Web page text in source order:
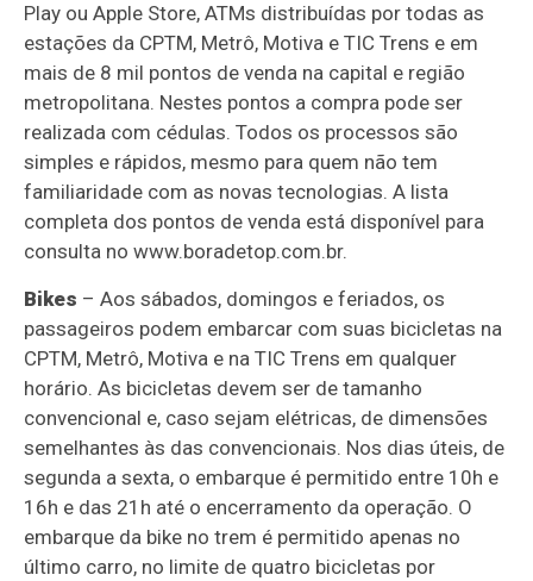
Play ou Apple Store, ATMs distribuídas por todas as
estações da CPTM, Metrô, Motiva e TIC Trens e em
mais de 8 mil pontos de venda na capital e região
metropolitana. Nestes pontos a compra pode ser
realizada com cédulas. Todos os processos são
simples e rápidos, mesmo para quem não tem
familiaridade com as novas tecnologias. A lista
completa dos pontos de venda está disponível para
consulta no www.boradetop.com.br.
Bikes – Aos sábados, domingos e feriados, os
passageiros podem embarcar com suas bicicletas na
CPTM, Metrô, Motiva e na TIC Trens em qualquer
horário. As bicicletas devem ser de tamanho
convencional e, caso sejam elétricas, de dimensões
semelhantes às das convencionais. Nos dias úteis, de
segunda a sexta, o embarque é permitido entre 10h e
16h e das 21h até o encerramento da operação. O
embarque da bike no trem é permitido apenas no
último carro, no limite de quatro bicicletas por